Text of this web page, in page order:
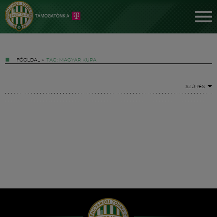
FŐOLDAL » TAG: MAGYAR KUPA
SZŰRÉS
Hírek